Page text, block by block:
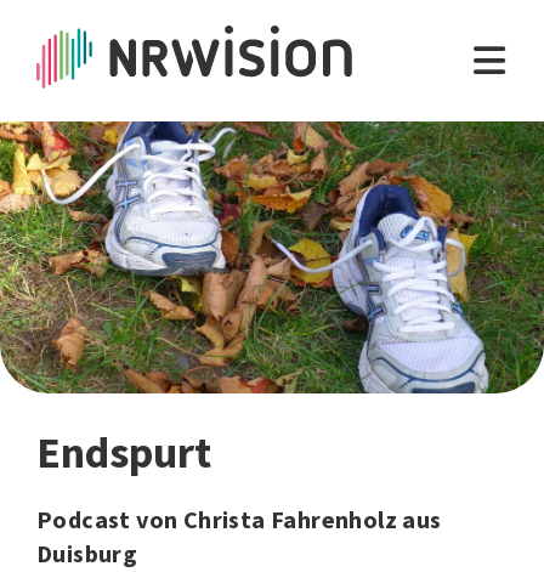
Endspurt
Podcast von Christa Fahrenholz aus
Duisburg